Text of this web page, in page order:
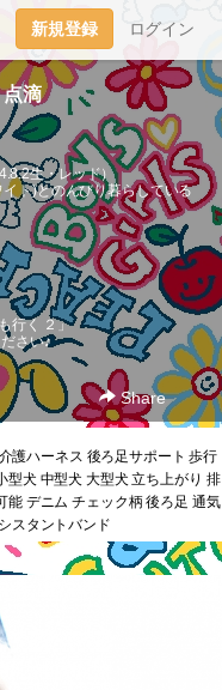
新規登録 ログイン
滴
生・レッド）
ト)とのんびり暮らしている
行く ２」
さい♪
Share
護ハーネス 後ろ足サポート 歩行
型犬 中型犬 大型犬 立ち上がり 排
能 デニム チェック柄 後ろ足 通気
スタントバンド